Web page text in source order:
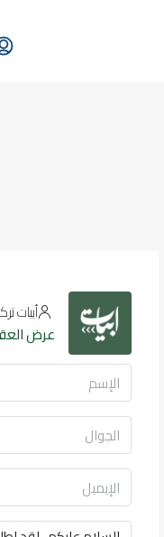
أبيات
عرض